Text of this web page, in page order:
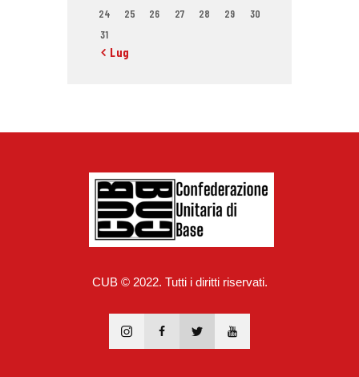
24
25 26 27 28 29
30
31
« Lug
CUB © 2022. Tutti i diritti riservati.